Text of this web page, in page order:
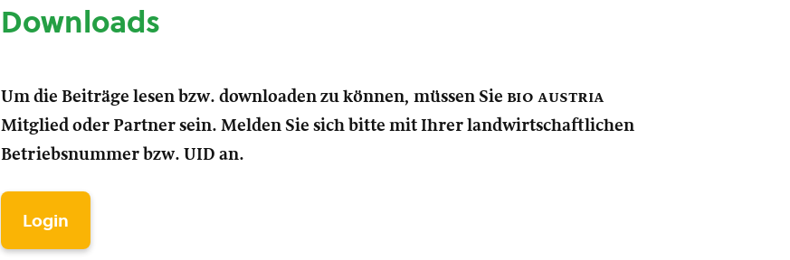
Downloads
Um die Beiträge lesen bzw. downloaden zu können, müssen Sie bio austria
Mitglied oder Partner sein. Melden Sie sich bitte mit Ihrer landwirtschaftlichen
Betriebsnummer bzw. UID an.
Login